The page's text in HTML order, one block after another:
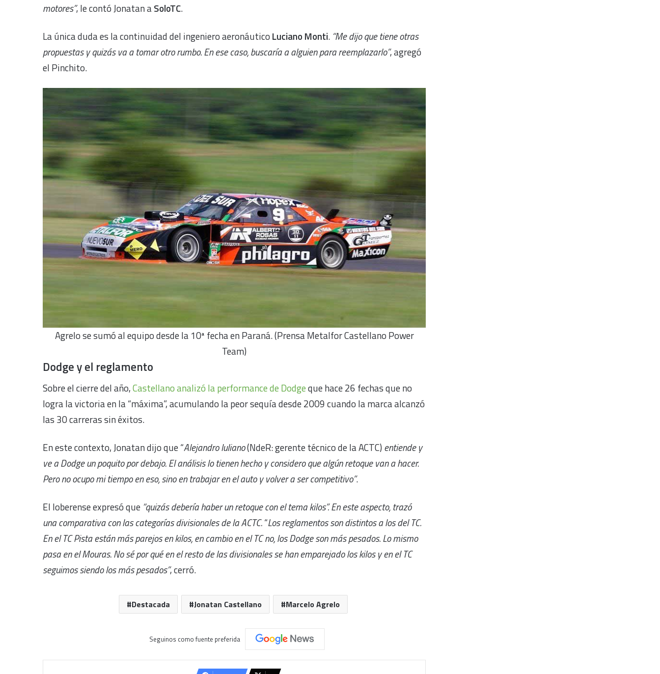
motores”, le contó Jonatan aSoloTC.
La única duda es la continuidad del ingeniero aeronáutico Luciano Monti. “Me dijo que tiene otras
propuestas y quizás va a tomar otro rumbo. En ese caso, buscaría a alguien para reemplazarlo”, agregó
el Pinchito.
Agrelo se sumó al equipo desde la 10ª fecha en Paraná. (Prensa Metalfor Castellano Power
Team)
Dodge y el reglamento
Sobre el cierre del año,Castellano analizó la performance de Dodgeque hace 26 fechas que no
logra la victoria en la “máxima”, acumulando la peor sequía desde 2009 cuando la marca alcanzó
las 30 carreras sin éxitos.
En este contexto, Jonatan dijo que “Alejandro Iuliano(NdeR: gerente técnico de la ACTC) entiende y
ve a Dodge un poquito por debajo. El análisis lo tienen hecho y considero que algún retoque van a hacer.
Pero no ocupo mi tiempo en eso, sino en trabajar en el auto y volver a ser competitivo”.
El loberense expresó que “quizás debería haber un retoque con el tema kilos”. En este aspecto, trazó
una comparativa con las categorías divisionales de la ACTC.“Los reglamentos son distintos a los del TC.
En el TC Pista están más parejos en kilos, en cambio en el TC no, los Dodge son más pesados. Lo mismo
pasa en el Mouras. No sé por qué en el resto de las divisionales se han emparejado los kilos y en el TC
seguimos siendo los más pesados”, cerró.
Destacada Jonatan Castellano Marcelo Agrelo
Seguinos como fuente preferida